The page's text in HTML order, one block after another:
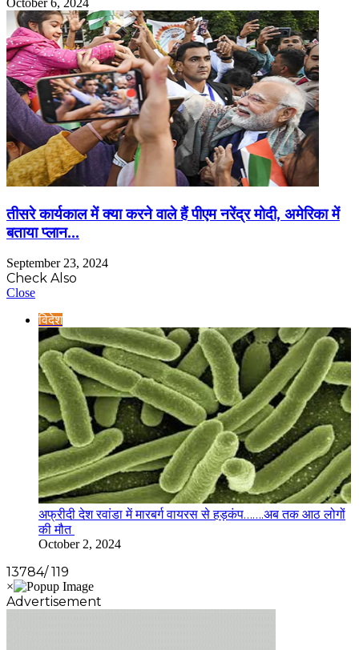
October 6, 2024
तीसरे कार्यकाल में क्या करने वाले हैं पीएम नरेंद्र मोदी, अमेरिका में
बताया प्लान…
September 23, 2024
Check Also
Close
विदेश
अफ्रीदी देश रवांडा में मारबर्ग वायरस से हड़कंप…….अब तक आठ लोगों
की मौत
October 2, 2024
13784/ 119
Advertisement